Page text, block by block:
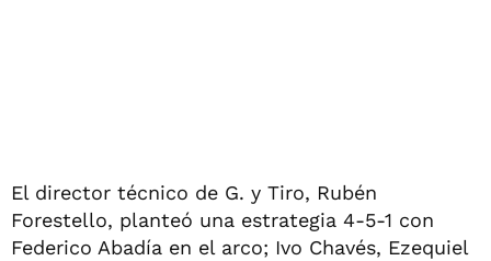
El director técnico de G. y Tiro, Rubén
Forestello, planteó una estrategia 4-5-1 con
Federico Abadía en el arco; Ivo Chavés, Ezequiel